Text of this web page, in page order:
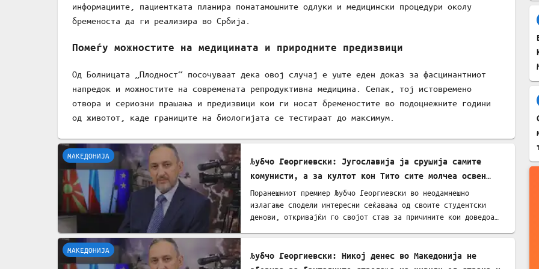
информациите, пациентката планира понатамошните одлуки и медицински процедури околу
бременоста да ги реализира во Србија.
Помеѓу можностите на медицината и природните предизвици
Од Болницата „Плодност“ посочуваат дека овој случај е уште еден доказ за фасцинантниот
напредок и можностите на современата репродуктивна медицина. Сепак, тој истовремено
отвора и сериозни прашања и предизвици кои ги носат бременостите во подоцнежните години
од животот, каде границите на биологијата се тестираат до максимум.
МАКЕДОНИЈА
Љубчо Георгиевски: Југославија ја срушија самите
комунисти, а за култот кон Тито сите молчеа освен
мене
Поранешниот премиер Љубчо Георгиевски во неодамнешно
излагање сподели интересни сеќавања од своите студентски
денови, откривајќи го својот став за причините кои доведоа…
МАКЕДОНИЈА
Љубчо Георгиевски: Никој денес во Македонија не